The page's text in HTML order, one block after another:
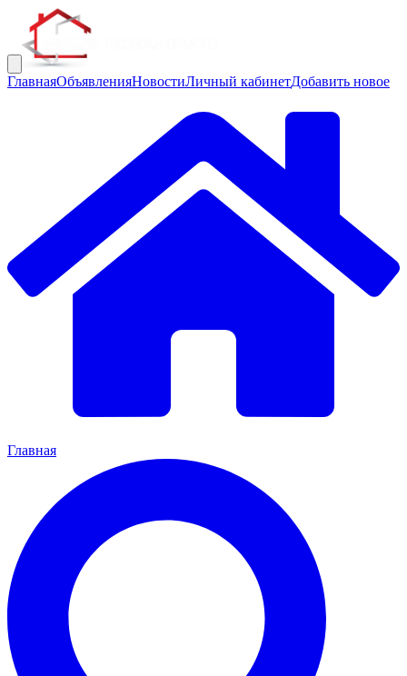
ГлавнаяОбъявленияНовостиЛичный кабинетДобавить новое
Главная